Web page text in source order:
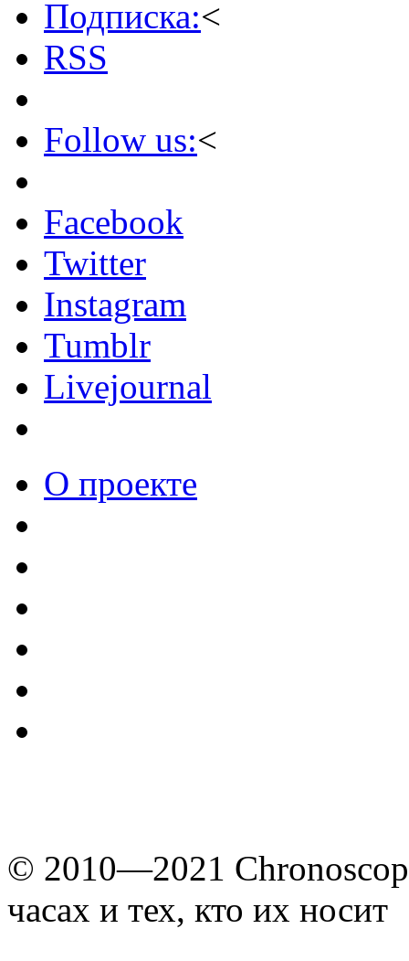
Подписка:<
RSS
Follow us:<
Facebook
Twitter
Instagram
Tumblr
Livejournal
О проекте
© 2010—2021
часах и тех, кто их носит